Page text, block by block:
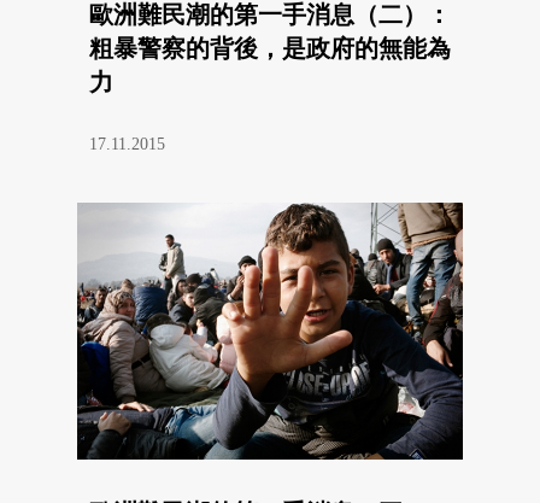
歐洲難民潮的第一手消息（二）：
粗暴警察的背後，是政府的無能為
力
17.11.2015